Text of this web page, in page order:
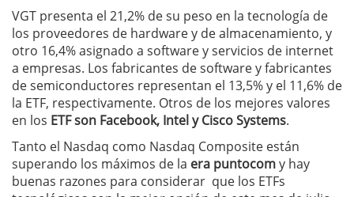
VGT presenta el 21,2% de su peso en la tecnología de
los proveedores de hardware y de almacenamiento, y
otro 16,4% asignado a software y servicios de internet
a empresas. Los fabricantes de software y fabricantes
de semiconductores representan el 13,5% y el 11,6% de
la ETF, respectivamente. Otros de los mejores valores
en los ETF son Facebook, Intel y Cisco Systems.
Tanto el Nasdaq como Nasdaq Composite están
superando los máximos de la era puntocomy hay
buenas razones para considerar que los ETFs